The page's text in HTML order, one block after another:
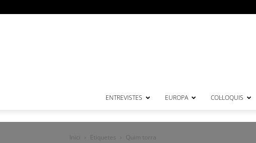
ENTREVISTES EUROPA COL·LOQUIS
Inici Etiquetes Quim torra